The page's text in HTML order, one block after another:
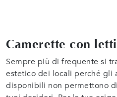
Camerette con
Sempre più di frequente si
estetico dei locali perché gli
disponibili non permettono